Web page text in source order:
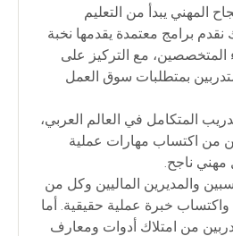
المهني يبدأ من التعليم
نقدم برامج معتمدة يقدمها نخبة
المتخصصين، مع التركيز على
بمتطلبات سوق العمل
المتكامل في العالم العربي،
من اكتساب مهارات عملية
مهني ناجح.
والمديرين الماليين وكل من
واكتساب خبرة عملية حقيقية. أما
من امتلاك أدوات ومعارف